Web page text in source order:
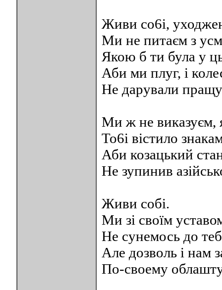
Живи co6i,
Ми не питаєм з
Якою б ти була у
Аби ми плуг, i
Не дарували
Ми ж не виказуєм,
To6i вістило
Аби козацький
Не зупинив
Живи coбі.
Ми зi свoїм
Не сунемось до
Але дозволь i нам
По-своему